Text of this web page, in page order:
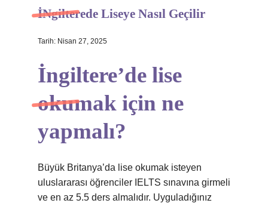
Hakkımızda
İNgilterede Liseye Nasıl Geçilir
Tarih: Nisan 27, 2025
İngiltere’de lise
okumak için ne
yapmalı?
Büyük Britanya’da lise okumak isteyen
uluslararası öğrenciler IELTS sınavına girmeli
ve en az 5.5 ders almalıdır. Uyguladığınız